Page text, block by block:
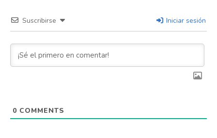
Suscribirse Iniciar sesión
0 COMMENTS